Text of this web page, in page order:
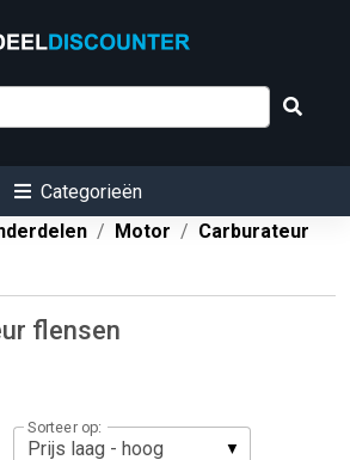
Categorieën
Motor
Carburateur
flensen
Sorteer op: